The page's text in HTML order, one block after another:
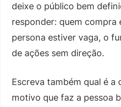
deixe o público bem
responder: quem compra
persona estiver vaga, o
de ações sem direção.
Escreva também qual é a
motivo que faz a pessoa